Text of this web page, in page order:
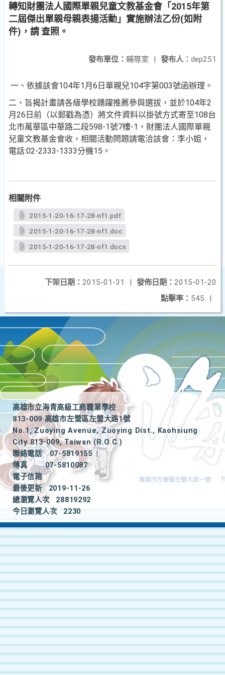
轉知財團法人國際單親兒童文教基金會「2015年第
二屆傑出單親母親表揚活動」實施辦法乙份(如附
件)，請 查照。
發布人： dep251
發布單位： 輔導室 |
一、依據該會104年1月6日單親兒104字第003號函辦理。
二、旨揭計畫請各級學校踴躍推薦參與選拔，並於104年2
月26日前（以郵戳為憑）將文件資料以掛號方式寄至108台
北市萬華區中華路二段598-1號7樓-1，財團法人國際單親
兒童文教基金會收，相關活動問題請電洽該會：李小姐，
電話:02-2333-1333分機15。
相關附件
2015-1-20-16-17-28-nf1.pdf
2015-1-20-16-17-28-nf1.doc
2015-1-20-16-17-28-nf1.docx
發佈日期： 2015-01-20
下架日期： 2015-01-31
|
點擊率： 545 |
高雄市立海青高級工商職業學校
813-009 高雄市左營區左營大路1號
No.1, Zuoying Avenue, Zuoying Dist., Kaohsiung
City 813-009, Taiwan (R.O.C.)
聯絡電話
07-5819155
|
傳真
07-5810087
電子信箱
最後更新
2019-11-26
總瀏覽人次
28819292
今日瀏覽人次
2230